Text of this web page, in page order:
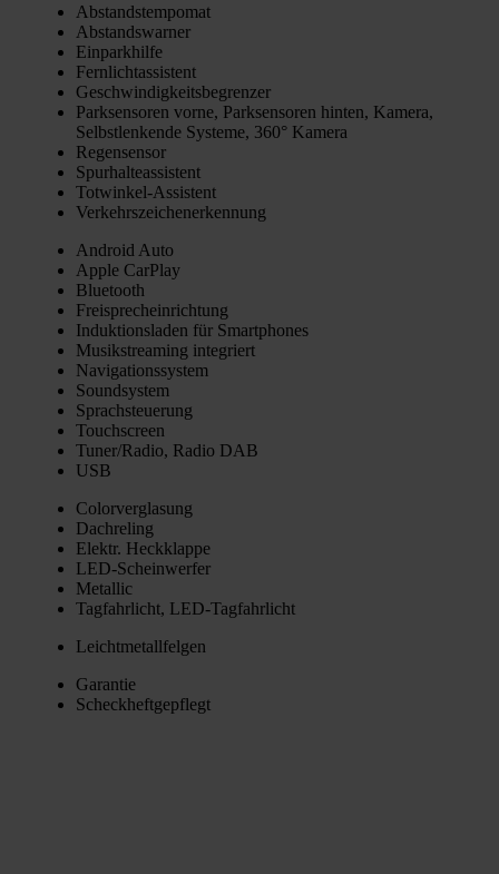
Abstands­tem­po­mat
Abstands­war­ner
Ein­park­hil­fe
Fern­licht­as­sis­tent
Geschwin­dig­keits­be­gren­zer
Park­sen­so­ren vor­ne, Park­sen­so­ren hin­ten, Kame­ra,
Selbst­len­ken­de Sys­te­me, 360° Kame­ra
Regen­sen­sor
Spur­hal­te­as­sis­tent
Tot­win­kel-Assis­tent
Ver­kehrs­zei­chen­er­ken­nung
Android Auto
Apple Car­Play
Blue­tooth
Frei­sprech­ein­rich­tung
Induk­ti­ons­la­den für Smart­phones
Musik­strea­ming inte­griert
Navi­ga­ti­ons­sys­tem
Sound­sys­tem
Sprach­steue­rung
Touch­screen
Tuner/Radio, Radio DAB
USB
Color­ver­gla­sung
Dach­re­ling
Elektr. Heck­klap­pe
LED-Schein­wer­fer
Metal­lic
Tag­fahr­licht, LED-Tag­fahr­licht
Leicht­me­tall­fel­gen
Garan­tie
Scheck­heft­ge­pflegt